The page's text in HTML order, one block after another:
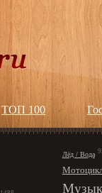
ТОП 100
Лёд / Вода